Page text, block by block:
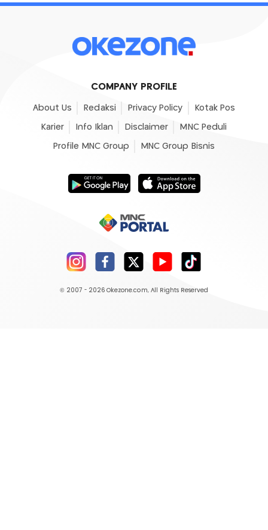
COMPANY PROFILE
About Us Redaksi Privacy Policy Kotak Pos
Karier Info Iklan Disclaimer MNC Peduli
Profile MNC Group MNC Group Bisnis
© 2007 - 2026 Okezone.com, All Rights Reserved